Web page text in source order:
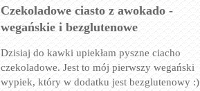
Czekoladowe ciasto z awokado -
wegańskie i bezglutenowe
Dzisiaj do kawki upiekłam pyszne ciacho
czekoladowe. Jest to mój pierwszy wegański
wypiek, który w dodatku jest bezglutenowy :)